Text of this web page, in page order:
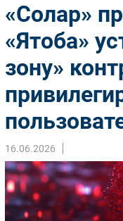
Автоматизация
Интернет
Мобильная связь
Фиксированная
Интеграция
Рынок ПК
Маркетинг
Торговые сети
Оборудование
«Солар»
«Ятоба»
зону»
16.06.2026